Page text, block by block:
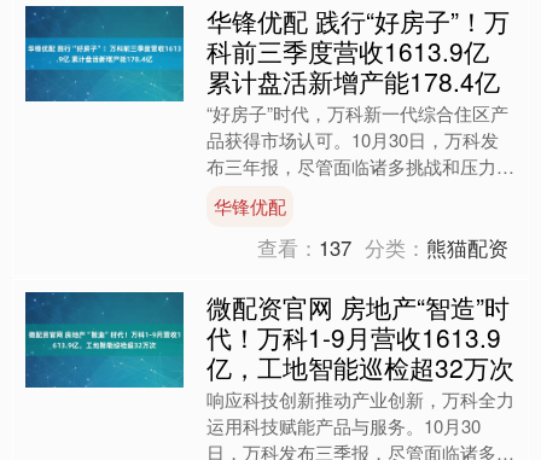
华锋优配 践行“好房子”！万
科前三季度营收1613.9亿
累计盘活新增产能178.4亿
“好房子”时代，万科新一代综合住区产
品获得市场认可。10月30日，万科发
布三年报，尽管面临诸多挑战和压力，
在各方支持和自身努力下，前三季度实
现营收1613.9亿....
华锋优配
查看： 137 分类： 熊猫配资
微配资官网 房地产“智造”时
代！万科1-9月营收1613.9
亿，工地智能巡检超32万次
响应科技创新推动产业创新，万科全力
运用科技赋能产品与服务。10月30
日，万科发布三季报，尽管面临诸多挑